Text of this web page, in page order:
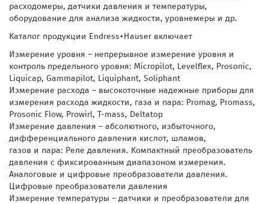
расходомеры, датчики давления и температуры,
оборудование для анализа жидкости, уровнемеры и др.
Каталог продукции Endress+Hauser включает
Измерение уровня – непрерывное измерение уровня и
контроль предельного уровня: Micropilot, Levelflex, Prosonic,
Liquicap, Gammapilot, Liquiphant, Soliphant
Измерение расхода – высокоточные надежные приборы для
измерения расхода жидкости, газа и пара: Promag, Promass,
Prosonic Flow, Prowirl, T-mass, Deltatop
Измерение давления – абсолютного, избыточного,
дифференциального давления кислот, шламов,
газов и пара: Реле давления. Компактный преобразователь
давления с фиксированным диапазоном измерения.
Аналоговые и цифровые преобразователи давления.
Цифровые преобразователи давления
Измерение температуры – датчики и преобразователи для